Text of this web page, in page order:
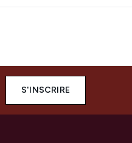
S'INSCRIRE